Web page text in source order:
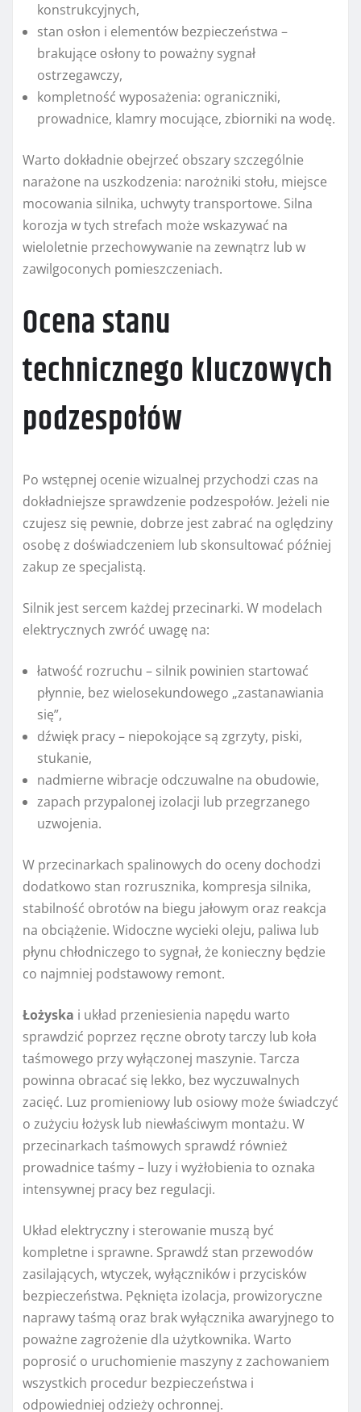
konstrukcyjnych,
stan osłon i elementów bezpieczeństwa –
brakujące osłony to poważny sygnał
ostrzegawczy,
kompletność wyposażenia: ograniczniki,
prowadnice, klamry mocujące, zbiorniki na wodę.
Warto dokładnie obejrzeć obszary szczególnie
narażone na uszkodzenia: narożniki stołu, miejsce
mocowania silnika, uchwyty transportowe. Silna
korozja w tych strefach może wskazywać na
wieloletnie przechowywanie na zewnątrz lub w
zawilgoconych pomieszczeniach.
Ocena stanu
technicznego kluczowych
podzespołów
Po wstępnej ocenie wizualnej przychodzi czas na
dokładniejsze sprawdzenie podzespołów. Jeżeli nie
czujesz się pewnie, dobrze jest zabrać na oględziny
osobę z doświadczeniem lub skonsultować później
zakup ze specjalistą.
Silnik jest sercem każdej przecinarki. W modelach
elektrycznych zwróć uwagę na:
łatwość rozruchu – silnik powinien startować
płynnie, bez wielosekundowego „zastanawiania
się”,
dźwięk pracy – niepokojące są zgrzyty, piski,
stukanie,
nadmierne wibracje odczuwalne na obudowie,
zapach przypalonej izolacji lub przegrzanego
uzwojenia.
W przecinarkach spalinowych do oceny dochodzi
dodatkowo stan rozrusznika, kompresja silnika,
stabilność obrotów na biegu jałowym oraz reakcja
na obciążenie. Widoczne wycieki oleju, paliwa lub
płynu chłodniczego to sygnał, że konieczny będzie
co najmniej podstawowy remont.
Łożyska i układ przeniesienia napędu warto
sprawdzić poprzez ręczne obroty tarczy lub koła
taśmowego przy wyłączonej maszynie. Tarcza
powinna obracać się lekko, bez wyczuwalnych
zacięć. Luz promieniowy lub osiowy może świadczyć
o zużyciu łożysk lub niewłaściwym montażu. W
przecinarkach taśmowych sprawdź również
prowadnice taśmy – luzy i wyżłobienia to oznaka
intensywnej pracy bez regulacji.
Układ elektryczny i sterowanie muszą być
kompletne i sprawne. Sprawdź stan przewodów
zasilających, wtyczek, wyłączników i przycisków
bezpieczeństwa. Pęknięta izolacja, prowizoryczne
naprawy taśmą oraz brak wyłącznika awaryjnego to
poważne zagrożenie dla użytkownika. Warto
poprosić o uruchomienie maszyny z zachowaniem
wszystkich procedur bezpieczeństwa i
odpowiedniej odzieży ochronnej.